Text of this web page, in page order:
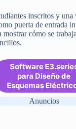
inscritos y
puerta de entrada
cómo se
Software
para Diseño de
Esquemas
Anuncios